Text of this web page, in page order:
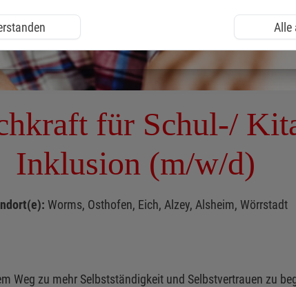
für Schul-/
Inklusion (m/w/d)
Worms, Osthofen, Eich, Alzey, Alsheim, Wörrstadt
Weg zu mehr Selbstständigkeit und Selbstvertrauen zu
Alle